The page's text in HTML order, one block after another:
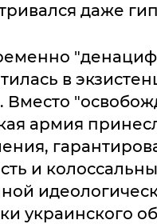
даже
в
Вместо
армия
и
украинского